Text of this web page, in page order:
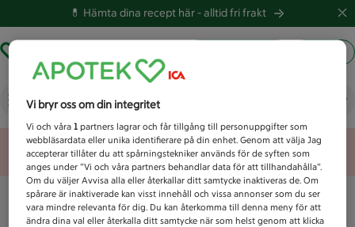
💊 Hämta dina recept här -alltid fri frakt
Vad letar du efter idag?
Unknown error
Vi bryr oss om din integritet
Vi och våra1 partners lagrar och får tillgång till personuppgifter som
webbläsardata eller unika identifierare på din enhet. Genom att välja Jag
accepterar tillåter du att spårningstekniker används för de syften som
anges under ”Vi och våra partners behandlar data för att tillhandahålla”.
Om du väljer Avvisa alla eller återkallar ditt samtycke inaktiveras de. Om
spårare är inaktiverade kan visst innehåll och vissa annonser som du ser
vara mindre relevanta för dig. Du kan återkomma till denna meny för att
ändra dina val eller återkalla ditt samtycke när som helst genom att klicka